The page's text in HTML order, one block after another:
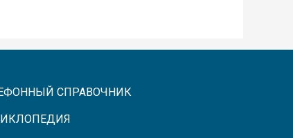
СПРАВОЧНИК